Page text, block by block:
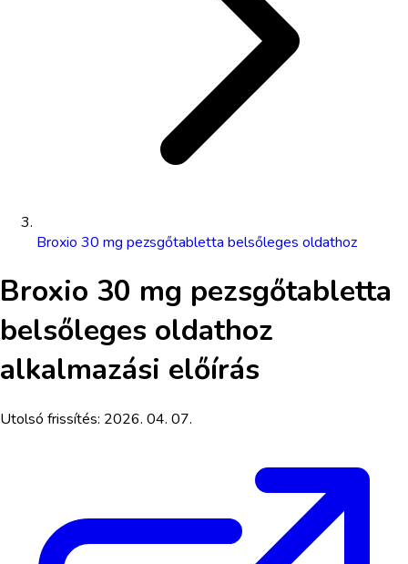
Broxio 30 mg pezsgőtabletta belsőleges oldathoz
Broxio 30 mg pezsgőtabletta
belsőleges oldathoz
alkalmazási előírás
Utolsó frissítés: 2026. 04. 07.